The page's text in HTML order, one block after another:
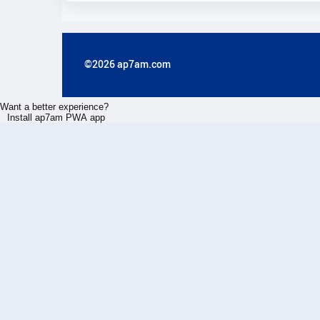
©2026 ap7am.com
Want a better experience?
Install ap7am PWA app